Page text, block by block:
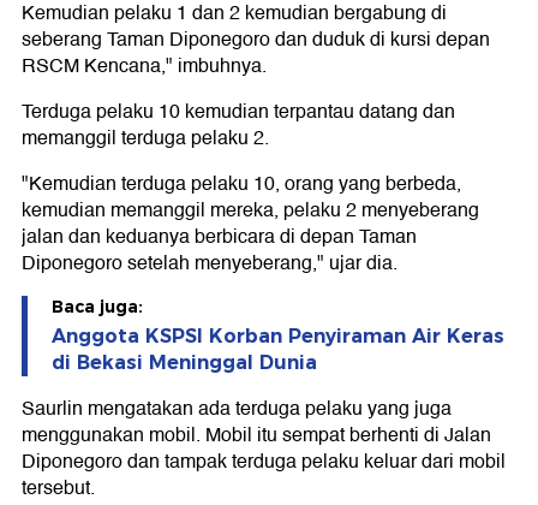
Kemudian pelaku 1 dan 2 kemudian bergabung di
seberang Taman Diponegoro dan duduk di kursi depan
RSCM Kencana," imbuhnya.
Terduga pelaku 10 kemudian terpantau datang dan
memanggil terduga pelaku 2.
"Kemudian terduga pelaku 10, orang yang berbeda,
kemudian memanggil mereka, pelaku 2 menyeberang
jalan dan keduanya berbicara di depan Taman
Diponegoro setelah menyeberang," ujar dia.
Baca juga:
Anggota KSPSI Korban Penyiraman Air Keras
di Bekasi Meninggal Dunia
Saurlin mengatakan ada terduga pelaku yang juga
menggunakan mobil. Mobil itu sempat berhenti di Jalan
Diponegoro dan tampak terduga pelaku keluar dari mobil
tersebut.